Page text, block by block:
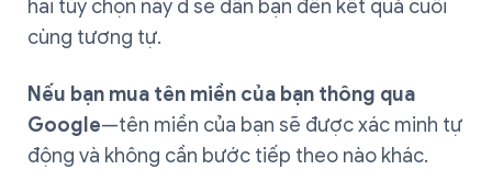
hai tùy chọn này d sẽ dẫn bạn đến kết quả cuối
cùng tương tự.
Nếu bạn mua tên miền của bạn thông qua
Google—tên miền của bạn sẽ được xác minh tự
động và không cần bước tiếp theo nào khác.